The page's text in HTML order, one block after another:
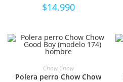
$14.990
SELECCIONAR OPCIONES
Chow Chow
Polera perro Chow Chow